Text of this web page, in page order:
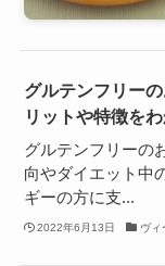
グルテンフリー
リットや特徴を
グルテンフリーの
向やダイエット中
ギーの方に支...
2022年6月13日 ヴィ